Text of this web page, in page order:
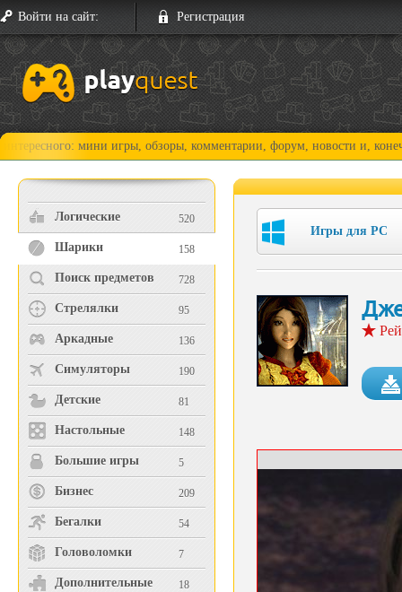
Войти на сайт: Регистрация
мини игры, обзоры, комментарии, форум, новости и, конечно,
Логические 520
Шарики 158
Поиск предметов 728
Стрелялки 95
Аркадные 136
Симуляторы 190
Детские 81
Настольные 148
Большие игры 5
Бизнес 209
Бегалки 54
Головоломки 7
Дополнительные 18
Игры для PC